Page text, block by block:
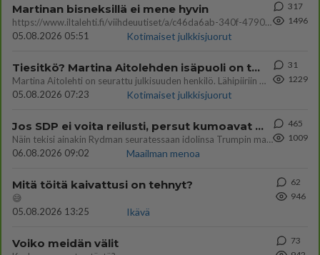
Martinan bisneksillä ei mene hyvin
https://www.iltalehti.fi/viihdeuutiset/a/c46da6ab-340f-4790-aaa7-0865eed2336 Yrityksen konkurssihakemus on tullut kärä
05.08.2026 05:51
Kotimaiset julkkisjuorut
317
1496
Tiesitkö? Martina Aitolehden isäpuoli on tämä suosittu laulaja
Martina Aitolehti on seurattu julkisuuden henkilö. Lähipiiriin mahtuu muitakin tunnettuja henkilöitä. Tiesitkö, että Ma
05.08.2026 07:23
Kotimaiset julkkisjuorut
31
1229
Jos SDP ei voita reilusti, persut kumoavat demokratian Suomesta
Näin tekisi ainakin Rydman seuratessaan idolinsa Trumpin mallia https://www.is.fi/politiikka/art-2000012187244.html
06.08.2026 09:02
Maailman menoa
465
1009
Mitä töitä kaivattusi on tehnyt?
😅
05.08.2026 13:25
Ikävä
62
946
Voiko meidän välit
73